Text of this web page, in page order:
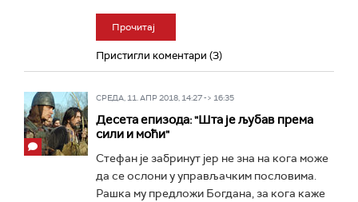
Прочитај
Пристигли коментари (3)
СРЕДА, 11. АПР 2018, 14:27 -> 16:35
Десета епизода: "Шта је љубав према
сили и моћи"
Стефан је забринут јер не зна на кога може
да се ослони у управљачким пословима.
Рашка му предложи Богдана, за кога каже